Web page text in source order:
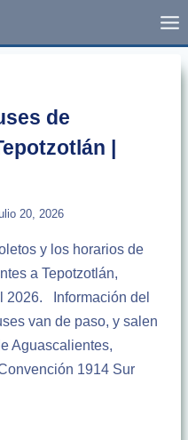
de
|
20, 2026
y los horarios de
a Tepotzotlán,
2026. Información del
van de paso, y salen
Aguascalientes,
1914 Sur